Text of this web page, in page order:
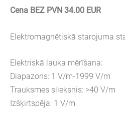
Cena BEZ PVN 34.00 EUR
Elektromagnētiskā starojuma
Elektriskā lauka mērīšana:
Diapazons: 1 V/m-1999 V/m
Trauksmes slieksnis: >40 V/m
Izšķirtspēja: 1 V/m